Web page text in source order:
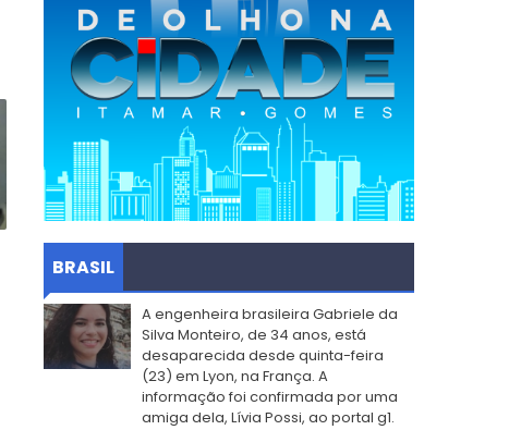
BRASIL
A engenheira brasileira Gabriele da
Silva Monteiro, de 34 anos, está
desaparecida desde quinta-feira
(23) em Lyon, na França. A
informação foi confirmada por uma
amiga dela, Lívia Possi, ao portal g1.